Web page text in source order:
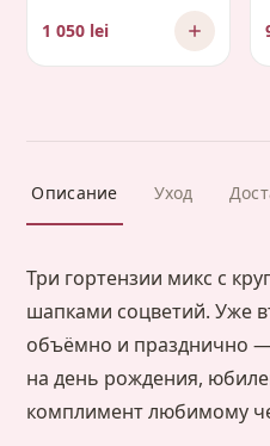
1 050 lei
Описание Уход
Три гортензии микс с
шапками соцветий. Уже
объёмно и празднично
на день рождения,
комплимент любимому